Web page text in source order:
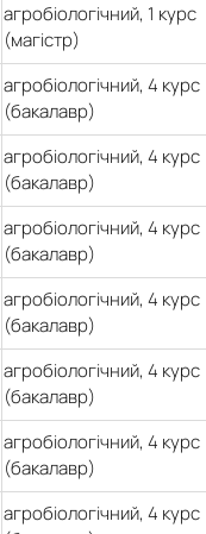
агробіологічний, 1 курс
(магістр)
агробіологічний, 4 курс
(бакалавр)
агробіологічний, 4 курс
(бакалавр)
агробіологічний, 4 курс
(бакалавр)
агробіологічний, 4 курс
(бакалавр)
агробіологічний, 4 курс
(бакалавр)
агробіологічний, 4 курс
(бакалавр)
агробіологічний, 4 курс